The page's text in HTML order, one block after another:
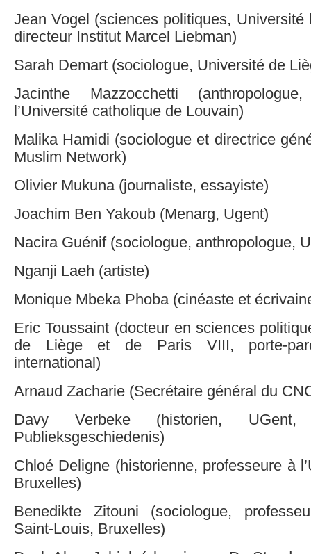
Jean Vogel (sciences politiques, Université
directeur Institut Marcel Liebman)
Sarah Demart (sociologue, Université de
Jacinthe Mazzocchetti
l’Université catholique de Louvain)
Malika Hamidi (sociologue et directrice
Muslim Network)
Olivier Mukuna (journaliste, essayiste)
Joachim Ben Yakoub (Menarg, Ugent)
Nacira Guénif (sociologue, anthropologue,
Nganji Laeh (artiste)
Monique Mbeka Phoba (cinéaste et
Eric Toussaint (docteur en sciences
de Liège et de Paris VIII, porte-
international)
Arnaud Zacharie (Secrétaire général du
Davy Verbeke (historien,
Publieksgeschiedenis)
Chloé Deligne (historienne, professeure à
Bruxelles)
Benedikte Zitouni (sociologue,
Saint-Louis, Bruxelles)